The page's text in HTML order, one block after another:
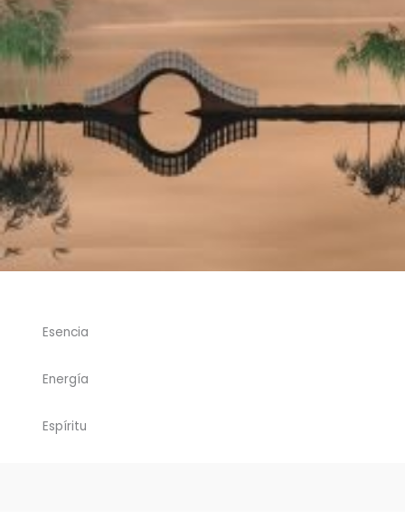
Esencia
Energía
Espíritu